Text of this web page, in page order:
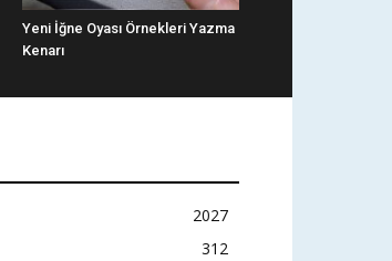
Yeni İğne Oyası Örnekleri Yazma
Kenarı
2027
312